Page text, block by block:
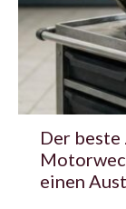
Der
einen